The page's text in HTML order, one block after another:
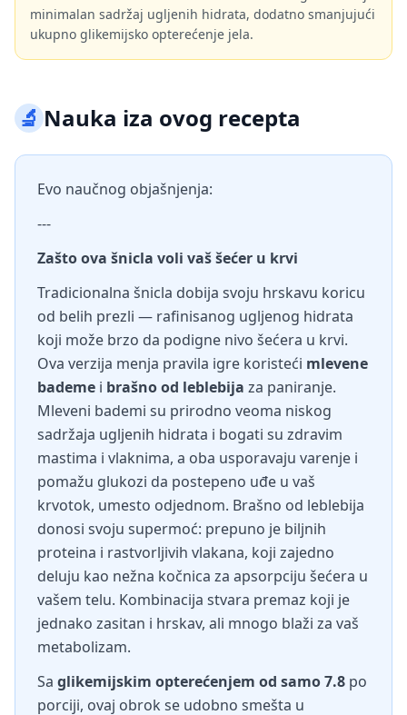
minimalan sadržaj ugljenih hidrata, dodatno smanjujući
ukupno glikemijsko opterećenje jela.
🔬Nauka iza ovog recepta
Evo naučnog objašnjenja:
---
Zašto ova šnicla voli vaš šećer u krvi
Tradicionalna šnicla dobija svoju hrskavu koricu
od belih prezli — rafinisanog ugljenog hidrata
koji može brzo da podigne nivo šećera u krvi.
Ova verzija menja pravila igre koristeći mlevene
bademe i brašno od leblebija za paniranje.
Mleveni bademi su prirodno veoma niskog
sadržaja ugljenih hidrata i bogati su zdravim
mastima i vlaknima, a oba usporavaju varenje i
pomažu glukozi da postepeno uđe u vaš
krvotok, umesto odjednom. Brašno od leblebija
donosi svoju supermoć: prepuno je biljnih
proteina i rastvorljivih vlakana, koji zajedno
deluju kao nežna kočnica za apsorpciju šećera u
vašem telu. Kombinacija stvara premaz koji je
jednako zasitan i hrskav, ali mnogo blaži za vaš
metabolizam.
Sa glikemijskim opterećenjem od samo 7.8 po
porciji, ovaj obrok se udobno smešta u